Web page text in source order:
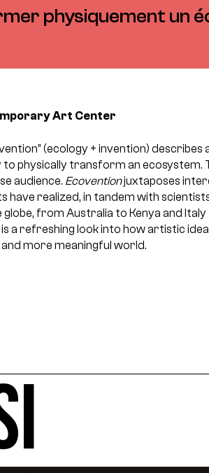
physiquement un
Art Center
(ecology + invention)
physically transform an ecosystem.
audience. Ecoventionjuxtaposes
have realized, in tandem with
from Australia to Kenya and
a refreshing look into how artistic
more meaningful world.